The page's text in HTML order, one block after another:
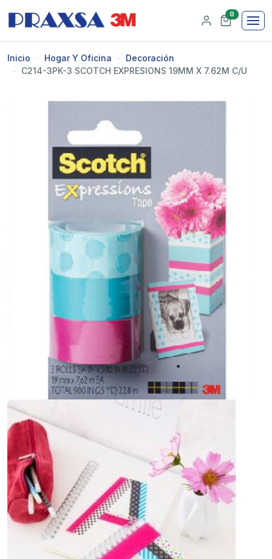
0
Inicio Hogar Y Oficina
Decoración
C214-3PK-3 SCOTCH EXPRESIONS 19MM X 7.62M C/U